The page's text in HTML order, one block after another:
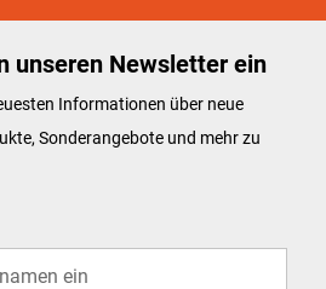
unseren Newsletter ein
Informationen über neue
Sonderangebote und mehr zu